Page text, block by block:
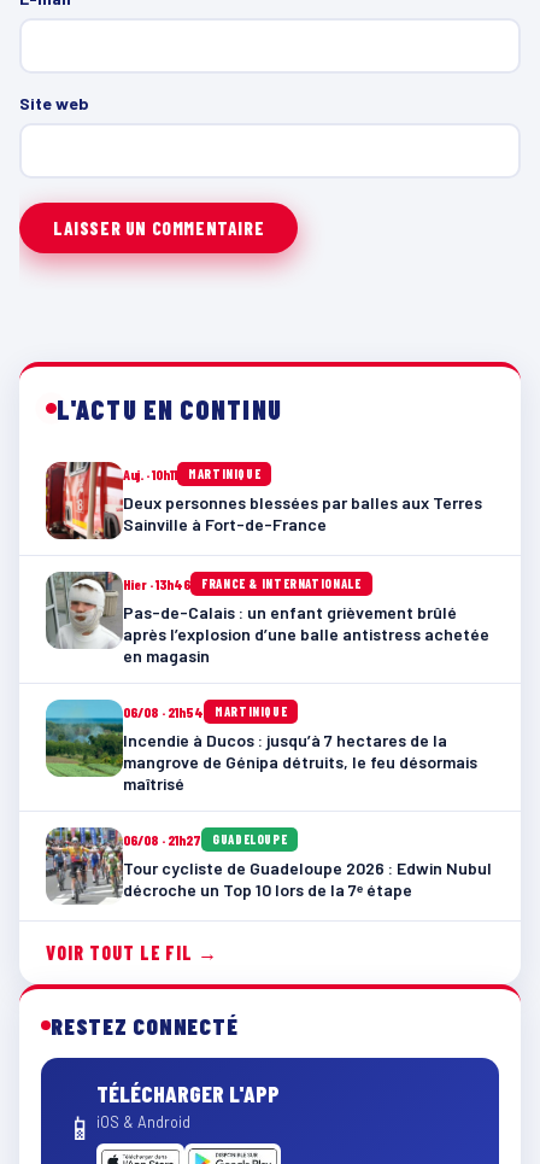
Site web
L'ACTU EN CONTINU
Auj. · 10h11 MARTINIQUE
Deux personnes blessées par balles aux Terres
Sainville à Fort-de-France
Hier · 13h46 FRANCE & INTERNATIONALE
Pas-de-Calais : un enfant grièvement brûlé
après l’explosion d’une balle antistress achetée
en magasin
06/08 · 21h54 MARTINIQUE
Incendie à Ducos : jusqu’à 7 hectares de la
mangrove de Génipa détruits, le feu désormais
maîtrisé
06/08 · 21h27 GUADELOUPE
Tour cycliste de Guadeloupe 2026 : Edwin Nubul
décroche un Top 10 lors de la 7ᵉ étape
VOIR TOUT LE FIL →
RESTEZ CONNECTÉ
📱
TÉLÉCHARGER L'APP
iOS & Android